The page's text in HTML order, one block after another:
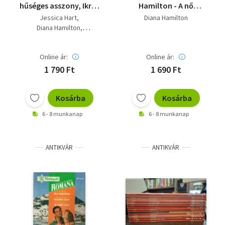
hűséges asszony, Ikrek
hava Arany Júlia 6.
kötet különszám
Jessica Hart
Diana Hamilton
Online ár:
1 790 Ft
Kosárba
6 - 8 munkanap
Hamilton - A nő
legszebb ékszere
Diana Hamilton
Online ár:
1 690 Ft
Kosárba
6 - 8 munkanap
ANTIKVÁR ANTIKVÁR